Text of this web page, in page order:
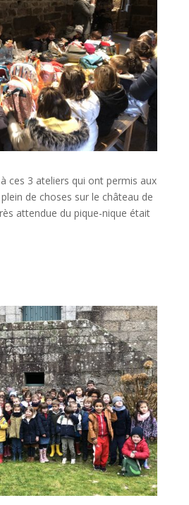
ces 3 ateliers qui ont permis aux
de choses sur le château de
attendue du pique-nique était